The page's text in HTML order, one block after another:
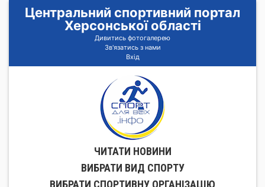
Центральний спортивний портал
Херсонської області
Дивитись фотогалерею
Зв'язатись з нами
Вхід
ЧИТАТИ НОВИНИ
ВИБРАТИ ВИД СПОРТУ
ВИБРАТИ СПОРТИВНУ ОРГАНIЗАЦIЮ